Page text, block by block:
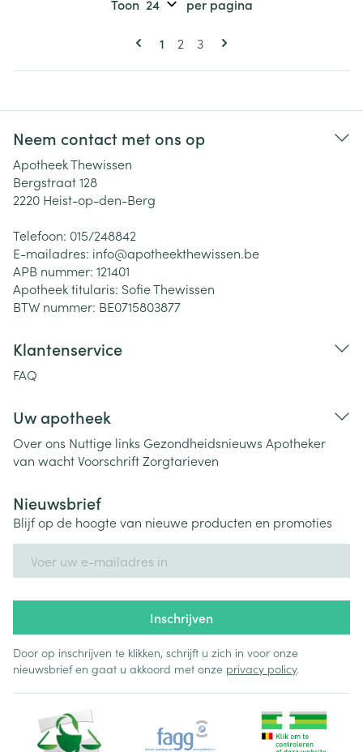
Pagina's
U lees momenteel pagina
1 Pagina
2 Pagina
3
Toon per pagina
Neem contact met ons op
Apotheek Thewissen
Bergstraat 128
2220 Heist-op-den-Berg
Telefoon: 015/248842
E-mailadres: info@apotheekthewissen.be
APB nummer: 121401
Apotheek titularis: Sofie Thewissen
BTW nummer: BE0715803877
Klantenservice
FAQ
Uw apotheek
Over ons Nuttige links Gezondheidsnieuws Apotheker
van wachtVoorschriftZorgtarieven
Nieuwsbrief
Blijf op de hoogte van nieuwe producten en promoties
Inschrijven
Door op inschrijven te klikken, schrijft u zich in voor onze
nieuwsbrief en gaat u akkoord met onze privacy policy.